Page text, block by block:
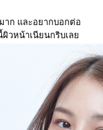
าก และอยากบอกต่อ
วหน้าเนียนกริบเลย